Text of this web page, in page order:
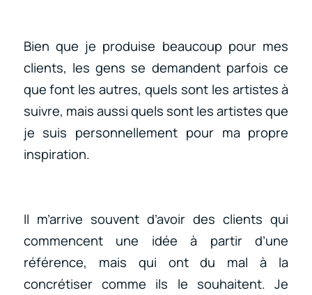
Bien que je produise beaucoup pour mes
clients, les gens se demandent parfois ce
que font les autres, quels sont les artistes à
suivre, mais aussi quels sont les artistes que
je suis personnellement pour ma propre
inspiration.
Il m’arrive souvent d’avoir des clients qui
commencent une idée à partir d’une
référence, mais qui ont du mal à la
concrétiser comme ils le souhaitent. Je